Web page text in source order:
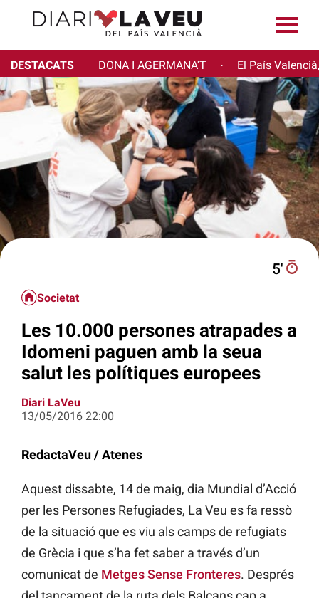
DESTACATS DONA I AGERMANA'T · El País
5′
Societat
Les 10.000 persones atrapades a
Idomeni paguen amb la seua
salut les polítiques europees
Diari LaVeu
13/05/2016 22:00
RedactaVeu / Atenes
Aquest dissabte, 14 de maig, dia Mundial d’Acció
per les Persones Refugiades, La Veu es fa ressò
de la situació que es viu als camps de refugiats
de Grècia i que s’ha fet saber a través d’un
comunicat de Metges Sense Fronteres. Després